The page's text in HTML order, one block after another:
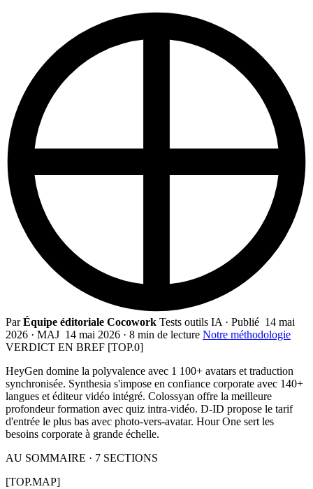
ParÉquipe éditoriale Cocowork Tests outils IA · Publié 14 mai
2026 · MAJ 14 mai 2026 · 8 min de lecture Notre méthodologie
VERDICT EN BREF [TOP.0]
HeyGen domine la polyvalence avec 1 100+ avatars et traduction
synchronisée. Synthesia s'impose en confiance corporate avec 140+
langues et éditeur vidéo intégré. Colossyan offre la meilleure
profondeur formation avec quiz intra-vidéo. D-ID propose le tarif
d'entrée le plus bas avec photo-vers-avatar. Hour One sert les
besoins corporate à grande échelle.
AU SOMMAIRE · 7 SECTIONS
[TOP.MAP]